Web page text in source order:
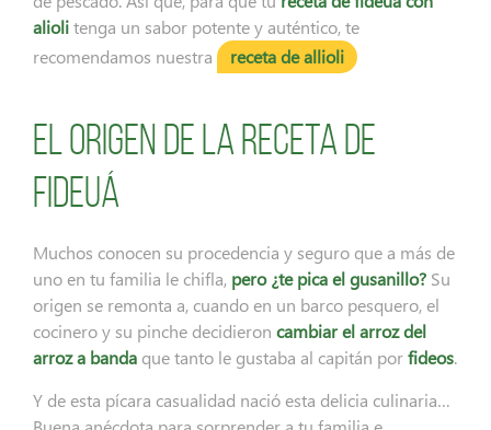
aliolitenga un sabor potente y auténtico, te
recomendamos nuestra
receta de allioli
El origen de la receta de
fideuá
Muchos conocen su procedencia y seguro que a más de
uno en tu familia le chifla, pero ¿te pica el gusanillo? Su
origen se remonta a, cuando en un barco pesquero, el
cocinero y su pinche decidieron cambiar el arroz del
arroz a banda que tanto le gustaba al capitán porfideos.
Y de esta pícara casualidad nació esta delicia culinaria…